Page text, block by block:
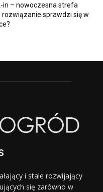
in – nowoczesna strefa
rozwiązanie sprawdzi się w
i stale rozwijający
się zarówno w